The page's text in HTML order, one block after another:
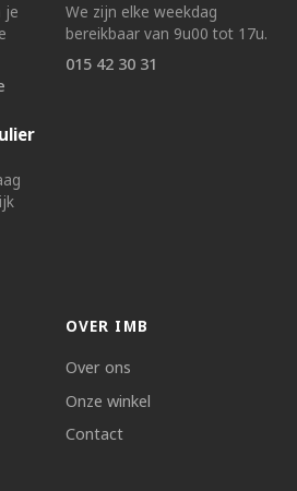
je
We zijn elke weekdag
bereikbaar van 9u00 tot 17u.
015 42 30 31
OVER IMB
Over ons
Onze winkel
Contact